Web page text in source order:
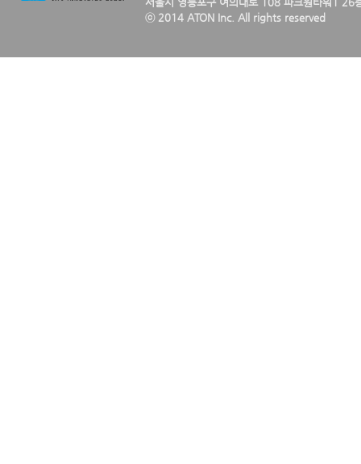
ⓒ 2014 ATON Inc. All rights reserved